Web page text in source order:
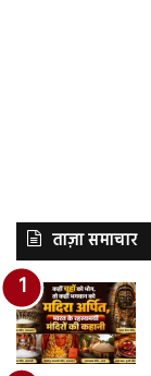
ताज़ा समाचार